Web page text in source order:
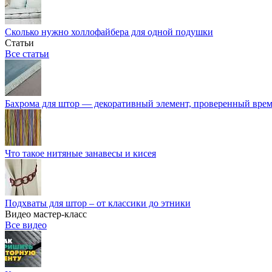
Сколько нужно холлофайбера для одной подушки
Статьи
Все статьи
Бахрома для штор — декоративный элемент, проверенный
Что такое нитяные занавесы и кисея
Подхваты для штор – от классики до этники
Видео мастер-класс
Все видео